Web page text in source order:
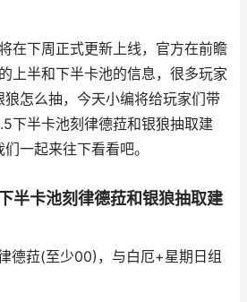
在下周正式更新上线，官方在前瞻
上半和下半卡池的信息，很多玩家
怎么抽，今天小编将给玩家们带
下半卡池刻律德菈和银狼抽取建
一起来往下看看吧。
半卡池刻律德菈和银狼抽取建
德菈(至少00)，与白厄+星期日组